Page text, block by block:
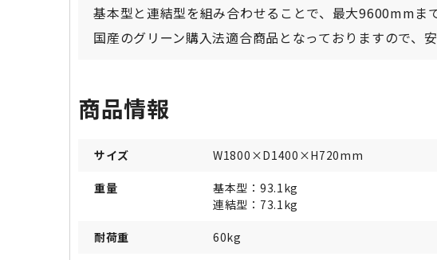
基本型と連結型を組み合わせることで、最大9600mmま
国産のグリーン購入法適合商品となっておりますので、
商品情報
サイズ W1800×D1400×H720mm
重量
基本型：93.1kg
連結型：73.1kg
耐荷重 60kg